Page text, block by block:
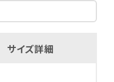
サイズ詳細